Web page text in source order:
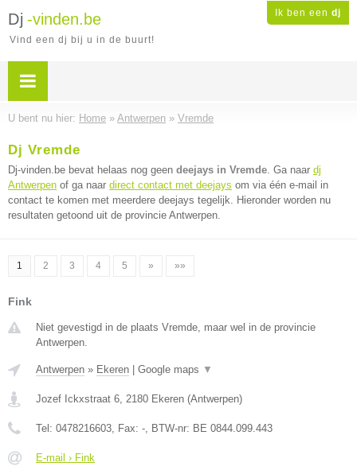
Ik ben een dj
Dj -vinden.be
Vind een dj bij u in de buurt!
U bent nu hier: Home » Antwerpen » Vremde
Dj Vremde
Dj-vinden.be bevat helaas nog geen deejays in Vremde. Ga naar dj
Antwerpen of ga naar direct contact met deejays om via één e-mail in
contact te komen met meerdere deejays tegelijk. Hieronder worden nu
resultaten getoond uit de provincie Antwerpen.
1 2 3 4 5 » »»
Fink
Niet gevestigd in de plaats Vremde, maar wel in de provincie
Antwerpen.
Antwerpen » Ekeren Google maps ▼
Jozef Ickxstraat 6, 2180 Ekeren (Antwerpen)
Tel: 0478216603, Fax: -, BTW-nr: BE 0844.099.443
E-mail › Fink